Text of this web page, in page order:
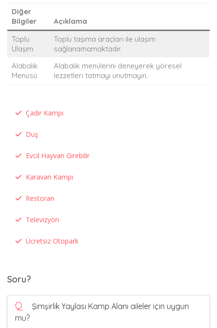
Diğer
Bilgiler
Açıklama
Toplu
Ulaşım
Toplu taşıma araçları ile ulaşım
sağlanamamaktadır.
Alabalık
Menüsü
Alabalık menülerini deneyerek yöresel
lezzetleri tatmayı unutmayın.
Çadır Kampı
Duş
Evcil Hayvan Girebilir
Karavan Kampı
Restoran
Televizyon
Ücretsiz Otopark
Soru?
Q
Şimşirlik Yaylası Kamp Alanı aileler için uygun
mu?